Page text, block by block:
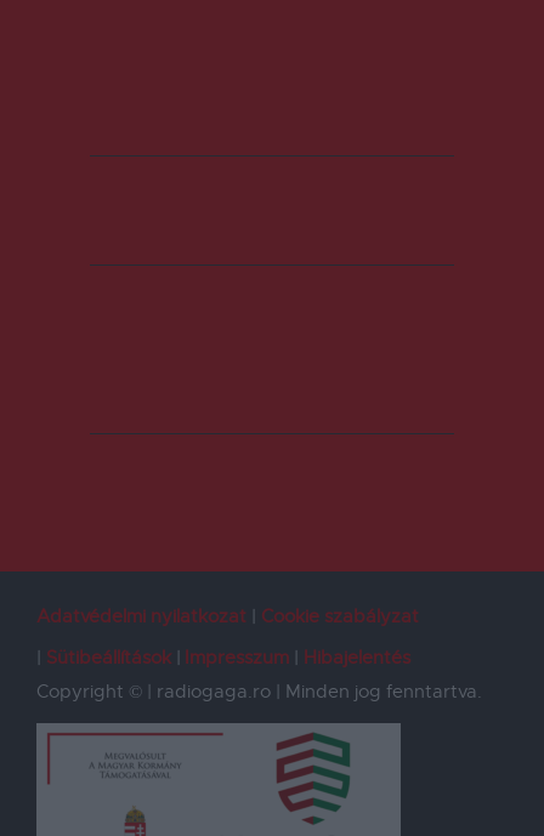
Adatvédelmi nyilatkozat
Cookie szabályzat
Sütibeállítások
Impresszum
Hibajelentés
Copyright © | radiogaga.ro | Minden jog fenntartva.